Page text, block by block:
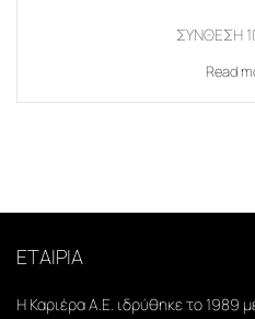
ΣΥΝΘΕΣΗ
Read
ΕΤΑΙΡΙΑ
Η Καριέρα Α.Ε. ιδρύθηκε το 1989